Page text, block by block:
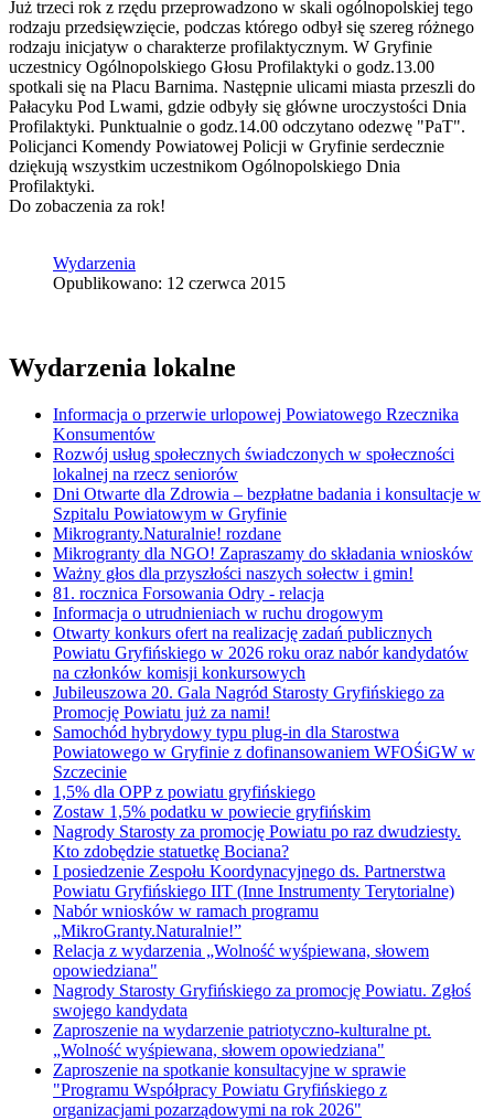
Już trzeci rok z rzędu przeprowadzono w skali ogólnopolskiej tego
rodzaju przedsięwzięcie, podczas którego odbył się szereg różnego
rodzaju inicjatyw o charakterze profilaktycznym. W Gryfinie
uczestnicy Ogólnopolskiego Głosu Profilaktyki o godz.13.00
spotkali się na Placu Barnima. Następnie ulicami miasta przeszli do
Pałacyku Pod Lwami, gdzie odbyły się główne uroczystości Dnia
Profilaktyki. Punktualnie o godz.14.00 odczytano odezwę "PaT".
Policjanci Komendy Powiatowej Policji w Gryfinie serdecznie
dziękują wszystkim uczestnikom Ogólnopolskiego Dnia
Profilaktyki.
Do zobaczenia za rok!
Wydarzenia
Opublikowano: 12 czerwca 2015
Wydarzenia lokalne
Informacja o przerwie urlopowej Powiatowego Rzecznika
Konsumentów
Rozwój usług społecznych świadczonych w społeczności
lokalnej na rzecz seniorów
Dni Otwarte dla Zdrowia – bezpłatne badania i konsultacje w
Szpitalu Powiatowym w Gryfinie
Mikrogranty.Naturalnie! rozdane
Mikrogranty dla NGO! Zapraszamy do składania wniosków
Ważny głos dla przyszłości naszych sołectw i gmin!
81. rocznica Forsowania Odry - relacja
Informacja o utrudnieniach w ruchu drogowym
Otwarty konkurs ofert na realizację zadań publicznych
Powiatu Gryfińskiego w 2026 roku oraz nabór kandydatów
na członków komisji konkursowych
Jubileuszowa 20. Gala Nagród Starosty Gryfińskiego za
Promocję Powiatu już za nami!
Samochód hybrydowy typu plug-in dla Starostwa
Powiatowego w Gryfinie z dofinansowaniem WFOŚiGW w
Szczecinie
1,5% dla OPP z powiatu gryfińskiego
Zostaw 1,5% podatku w powiecie gryfińskim
Nagrody Starosty za promocję Powiatu po raz dwudziesty.
Kto zdobędzie statuetkę Bociana?
I posiedzenie Zespołu Koordynacyjnego ds. Partnerstwa
Powiatu Gryfińskiego IIT (Inne Instrumenty Terytorialne)
Nabór wniosków w ramach programu
„MikroGranty.Naturalnie!”
Relacja z wydarzenia „Wolność wyśpiewana, słowem
opowiedziana"
Nagrody Starosty Gryfińskiego za promocję Powiatu. Zgłoś
swojego kandydata
Zaproszenie na wydarzenie patriotyczno-kulturalne pt.
„Wolność wyśpiewana, słowem opowiedziana"
Zaproszenie na spotkanie konsultacyjne w sprawie
"Programu Współpracy Powiatu Gryfińskiego z
organizacjami pozarządowymi na rok 2026"